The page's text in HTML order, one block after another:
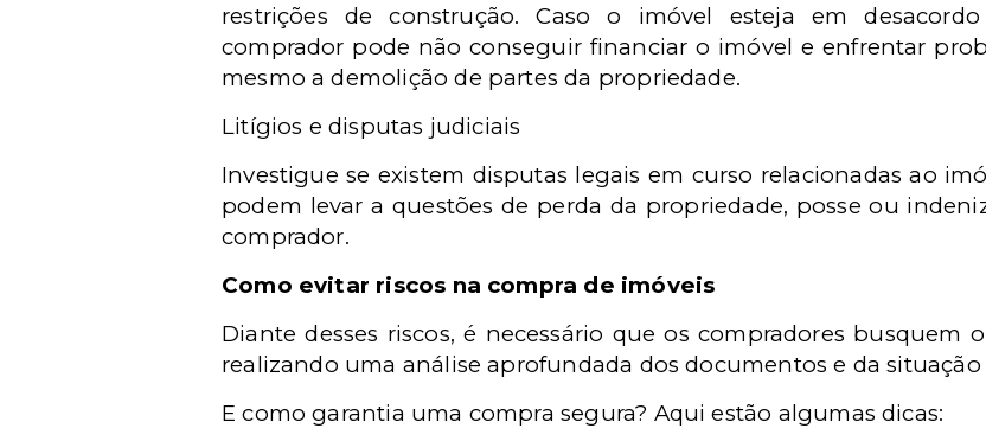
restrições de construção. Caso o imóvel esteja em
comprador pode não conseguir financiar o imóvel e enfrentar
mesmo a demolição de partes da propriedade.
Litígios e disputas judiciais
Investigue se existem disputas legais em curso relacionadas ao
podem levar a questões de perda da propriedade, posse ou
comprador.
Como evitar riscos na compra de imóveis
Diante desses riscos, é necessário que os compradores busquem
realizando uma análise aprofundada dos documentos e da
E como garantia uma compra segura? Aqui estão algumas dicas: